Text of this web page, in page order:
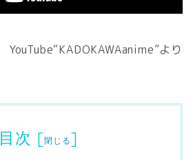
YouTube“KADOKAWAanime”より
目次 [閉じる]